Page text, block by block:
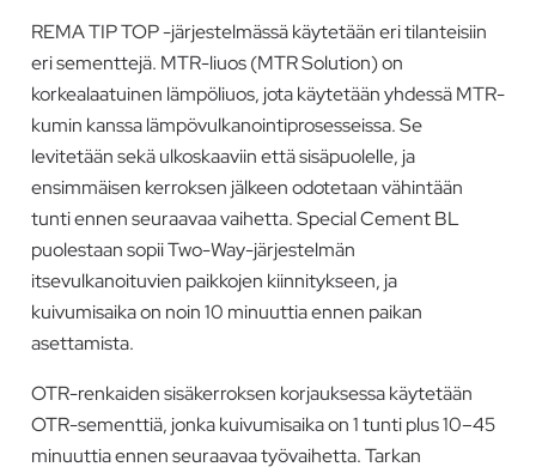
REMA TIP TOP -järjestelmässä käytetään eri tilanteisiin
eri sementtejä. MTR-liuos (MTR Solution) on
korkealaatuinen lämpöliuos, jota käytetään yhdessä MTR-
kumin kanssa lämpövulkanointiprosesseissa. Se
levitetään sekä ulkoskaaviin että sisäpuolelle, ja
ensimmäisen kerroksen jälkeen odotetaan vähintään
tunti ennen seuraavaa vaihetta. Special Cement BL
puolestaan sopii Two-Way-järjestelmän
itsevulkanoituvien paikkojen kiinnitykseen, ja
kuivumisaika on noin 10 minuuttia ennen paikan
asettamista.
OTR-renkaiden sisäkerroksen korjauksessa käytetään
OTR-sementtiä, jonka kuivumisaika on 1 tunti plus 10–45
minuuttia ennen seuraavaa työvaihetta. Tarkan